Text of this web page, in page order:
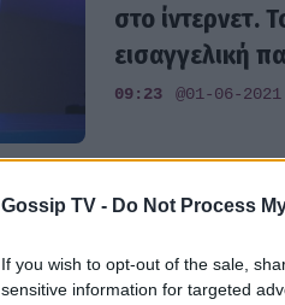
Gossip TV - Do Not Process
If you wish to opt-out of the sale,
sensitive information for targeted
στο ίντερνετ.
εισαγγελική
09:23 @01-06-2021
MEDIA
αστυνομία –